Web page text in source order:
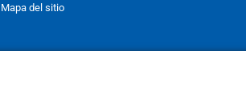
Mapa del sitio